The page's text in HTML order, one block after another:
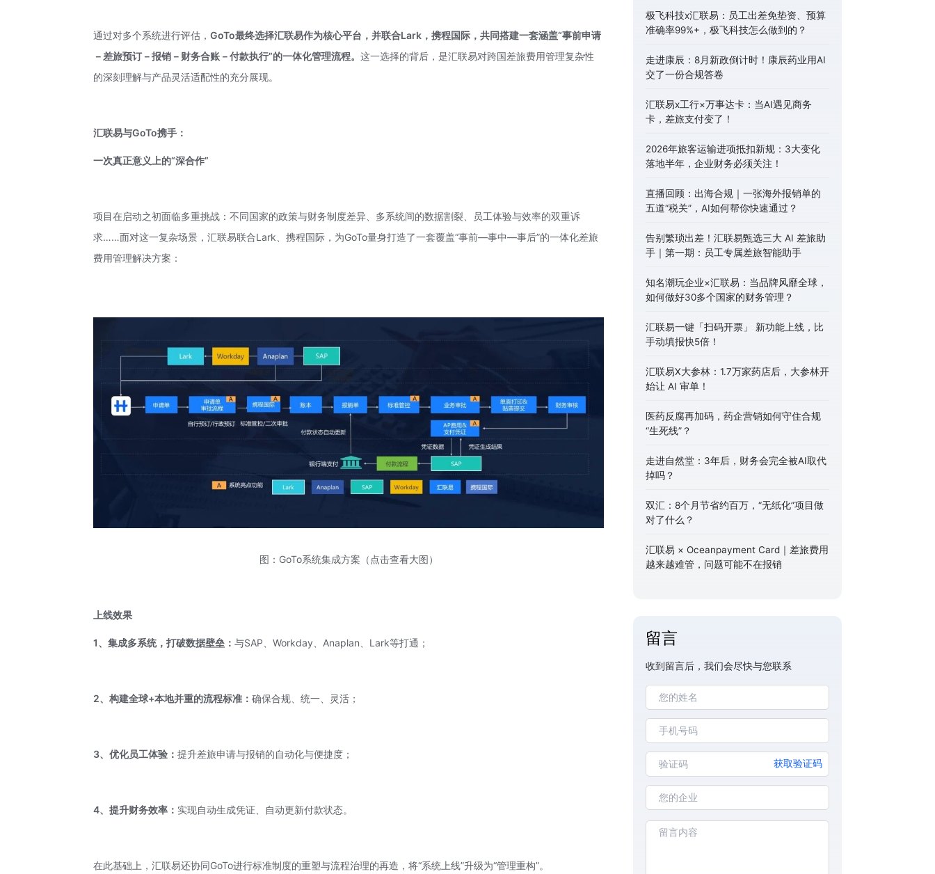
通过对多个系统进行评估，GoTo最终选择汇联易作为核心平台，并联合Lark，携程国际，共同搭建一套涵盖“事前申请
－差旅预订－报销－财务合账－付款执行”的一体化管理流程。这一选择的背后，是汇联易对跨国差旅费用管理复杂性
的深刻理解与产品灵活适配性的充分展现。
汇联易与GoTo携手：
一次真正意义上的“深合作”
项目在启动之初面临多重挑战：不同国家的政策与财务制度差异、多系统间的数据割裂、员工体验与效率的双重诉
求……面对这一复杂场景，汇联易联合Lark、携程国际，为GoTo量身打造了一套覆盖“事前—事中—事后”的一体化差旅
费用管理解决方案：
图：GoTo系统集成方案（点击查看大图）
上线效果
1、集成多系统，打破数据壁垒：与SAP、Workday、Anaplan、Lark等打通；
2、构建全球+本地并重的流程标准：确保合规、统一、灵活；
3、优化员工体验：提升差旅申请与报销的自动化与便捷度；
4、提升财务效率： 实现自动生成凭证、自动更新付款状态。
在此基础上，汇联易还协同GoTo进行标准制度的重塑与流程治理的再造，将“系统上线”升级为“管理重构”。
极飞科技x汇联易：员工出差免垫资、预算
准确率99%+，极飞科技怎么做到的？
走进康辰：8月新政倒计时！康辰药业用AI
交了一份合规答卷
汇联易x工行×万事达卡：当AI遇见商务
卡，差旅支付变了！
2026年旅客运输进项抵扣新规：3大变化
落地半年，企业财务必须关注！
直播回顾：出海合规｜一张海外报销单的
五道“税关”，AI如何帮你快速通过？
告别繁琐出差！汇联易甄选三大 AI 差旅助
手｜第一期：员工专属差旅智能助手
知名潮玩企业×汇联易：当品牌风靡全球，
如何做好30多个国家的财务管理？
汇联易一键「扫码开票」 新功能上线，比
手动填报快5倍！
汇联易X大参林：1.7万家药店后，大参林开
始让 AI 审单！
医药反腐再加码，药企营销如何守住合规
“生死线”？
走进自然堂：3年后，财务会完全被AI取代
掉吗？
双汇：8个月节省约百万，“无纸化”项目做
对了什么？
汇联易 × Oceanpayment Card｜差旅费用
越来越难管，问题可能不在报销
留言
收到留言后，我们会尽快与您联系
获取验证码